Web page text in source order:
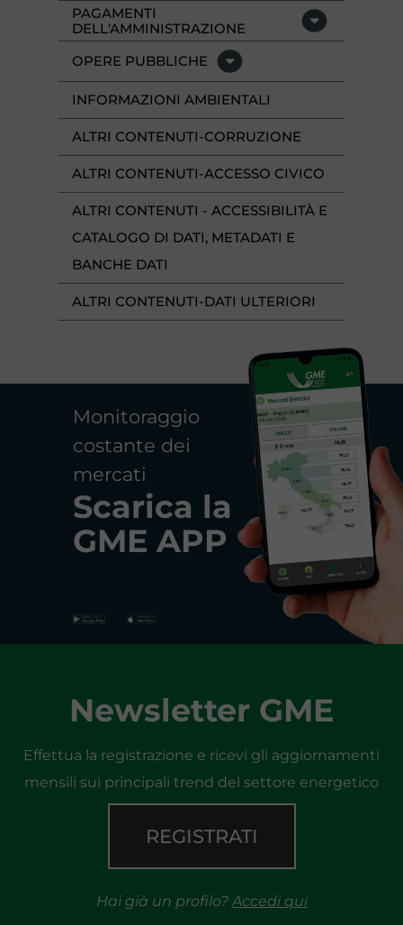
PAGAMENTI
DELL'AMMINISTRAZIONE
OPERE PUBBLICHE
INFORMAZIONI AMBIENTALI
ALTRI CONTENUTI-CORRUZIONE
ALTRI CONTENUTI-ACCESSO CIVICO
ALTRI CONTENUTI - ACCESSIBILITÀ E
CATALOGO DI DATI, METADATI E
BANCHE DATI
ALTRI CONTENUTI-DATI ULTERIORI
Monitoraggio
costante dei
mercati
Scarica la
GME APP
Newsletter GME
Effettua la registrazione e ricevi gli aggiornamenti
mensili sui principali trend del settore energetico
REGISTRATI
Hai già un profilo?Accedi qui